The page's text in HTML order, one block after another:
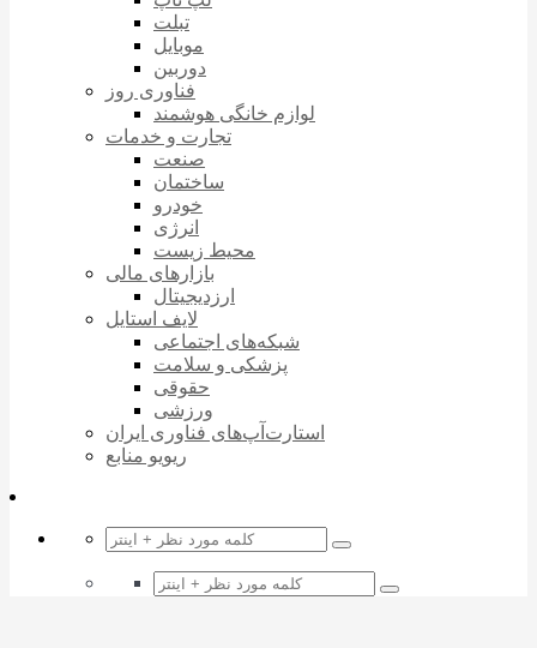
تبلت
موبایل
دوربین
فناوری روز
لوازم خانگی هوشمند
تجارت و خدمات
صنعت
ساختمان
خودرو
انرژی
محیط زیست
بازارهای مالی
ارزدیجیتال
لایف استایل
شبکه‌های اجتماعی
پزشکی و سلامت
حقوقی
ورزشی
استارت‌آپ‌های فناوری ایران
ریویو منابع